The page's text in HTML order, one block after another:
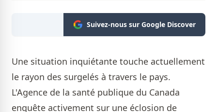
Suivez-nous sur Google Discover
Une situation inquiétante touche actuellement
le rayon des surgelés à travers le pays.
L'Agence de la santé publique du Canada
enquête activement sur une éclosion de